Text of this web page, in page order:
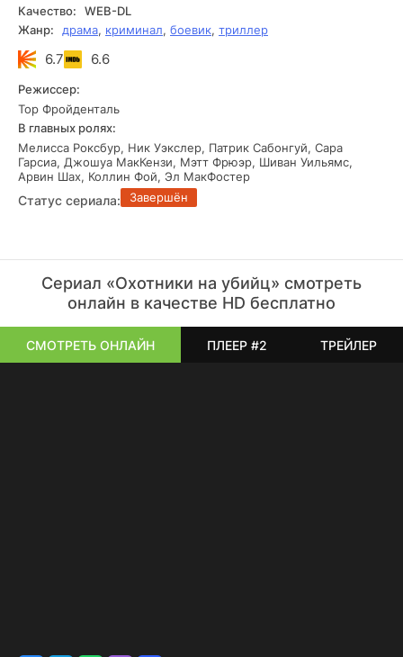
Качество:
WEB-DL
Жанр:
драма, криминал, боевик, триллер
6.7 6.6
Режиссер:
Тор Фройденталь
В главных ролях:
Мелисса Роксбур, Ник Уэкслер, Патрик Сабонгуй, Сара
Гарсиа, Джошуа МакКензи, Мэтт Фрюэр, Шиван Уильямс,
Арвин Шах, Коллин Фой, Эл МакФостер
Статус сериала: Завершён
Сериал «Охотники на убийц» смотреть
онлайн в качестве HD бесплатно
СМОТРЕТЬ ОНЛАЙН ПЛЕЕР #2 ТРЕЙЛЕР